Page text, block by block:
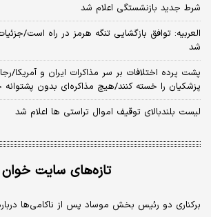
شرط جدید بازنشستگی اعلام شد
شد
پشت پرده اختلافات بر سر مذاکرات ایران و آمریکا/
پزشکیان را خسته کنند/هیچ مذاکره‌ای بدون
لیست بلندبالای توقیف اموال تراستی ها اعلام شد
تازه‌های سایت خوان
برکناری دو رئیس بخش موساد پس از ناکامی‌ها